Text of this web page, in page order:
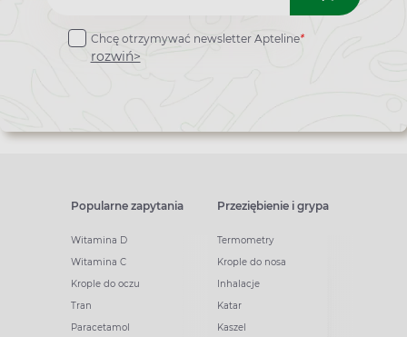
do
newslettera
Chcę otrzymywać newsletter Apteline*
rozwiń>
Popularne zapytania
Witamina D
Witamina C
Krople do oczu
Tran
Paracetamol
Przeziębienie i grypa
Termometry
Krople do nosa
Inhalacje
Katar
Kaszel